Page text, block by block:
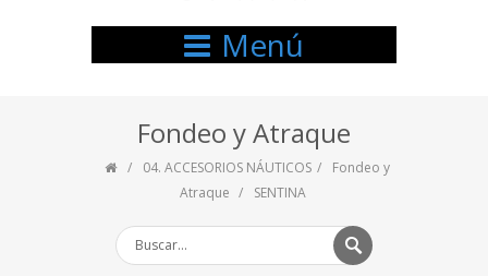
Menú
Fondeo y Atraque
04. ACCESORIOS NÁUTICOS
Fondeo y
Atraque
SENTINA